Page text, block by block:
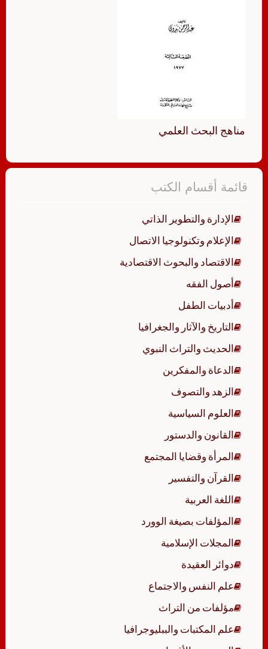
مناهج البحث العلمي
قائمة أقسام الكتب
الإدارة والتطوير الذاتي
الإعلام وتكنولوجيا الاتصال
الاقتصاد والبحوث الاقتصادية
أصول الفقه
أدبيات الطفل
التاريخ والآثار والجغرافيا
الحديث والتراث النبوي
الدعاة والمفكرين
الزهد والتصوف
العلوم السياسية
القانون والدستور
المرأة وقضايا المجتمع
القرآن والتفسير
اللغة العربية
المؤلفات بصيغة الوورد
المجلات الإسلامية
دوائر العقيدة
علم النفس والاجتماع
مؤلفات من التراث
علم المكتبات والببليوجرافيا